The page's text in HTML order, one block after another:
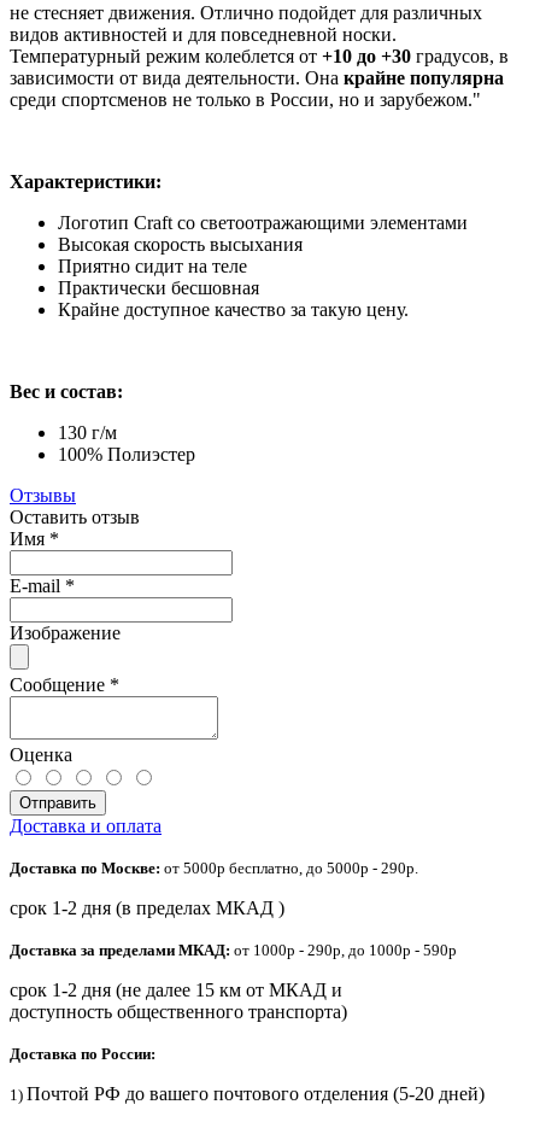
не стесняет движения. Отлично подойдет для различных
видов активностей и для повседневной носки.
Температурный режим колеблется от +10 до +30 градусов, в
зависимости от вида деятельности. Она крайне популярна
среди спортсменов не только в России, но и зарубежом."
Характеристики:
Логотип Craft со светоотражающими элементами
Высокая скорость высыхания
Приятно сидит на теле
Практически бесшовная
Крайне доступное качество за такую цену.
Вес и состав:
130 г/м
100% Полиэстер
Отзывы
Оставить отзыв
Имя *
E-mail *
Изображение
Сообщение *
Оценка
Отправить
Доставка и оплата
Доставка по Москве: от 5000р бесплатно, до 5000р - 290р.
срок 1-2 дня (в пределах МКАД )
Доставка за пределами МКАД: от 1000р - 290р, до 1000р - 590р
срок 1-2 дня (не далее 15 км от МКАД и
доступность общественного транспорта)
Доставка по России:
1) Почтой РФ до вашего почтового отделения (5-20 дней)